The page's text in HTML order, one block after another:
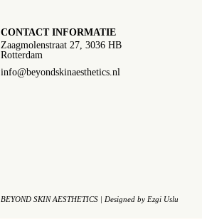
CONTACT INFORMATIE
Zaagmolenstraat 27, 3036 HB
Rotterdam
info@beyondskinaesthetics.nl
BEYOND SKIN AESTHETICS | Designed by Ezgi Uslu